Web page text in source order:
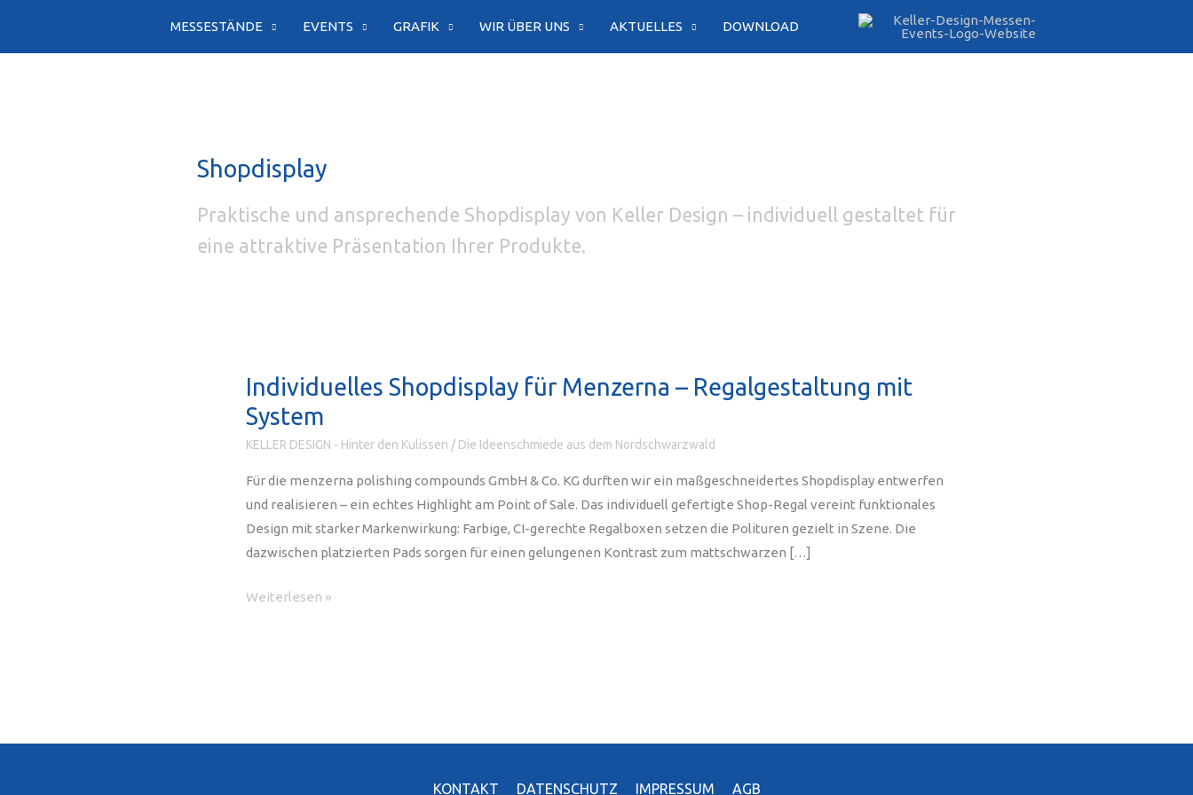
MESSESTÄNDE EVENTS GRAFIK WIR ÜBER UNS AKTUELLES DOWNLOAD
Shopdisplay
Praktische und ansprechende Shopdisplay von Keller Design – individuell gestaltet für
eine attraktive Präsentation Ihrer Produkte.
Individuelles Shopdisplay für Menzerna – Regalgestaltung mit
System
KELLER DESIGN - Hinter den Kulissen / Die Ideenschmiede aus dem Nordschwarzwald
Für die menzerna polishing compounds GmbH & Co. KG durften wir ein maßgeschneidertes Shopdisplay entwerfen
und realisieren – ein echtes Highlight am Point of Sale. Das individuell gefertigte Shop-Regal vereint funktionales
Design mit starker Markenwirkung: Farbige, CI-gerechte Regalboxen setzen die Polituren gezielt in Szene. Die
dazwischen platzierten Pads sorgen für einen gelungenen Kontrast zum mattschwarzen […]
Individuelles
Weiterlesen »
KONTAKT DATENSCHUTZ IMPRESSUM AGB